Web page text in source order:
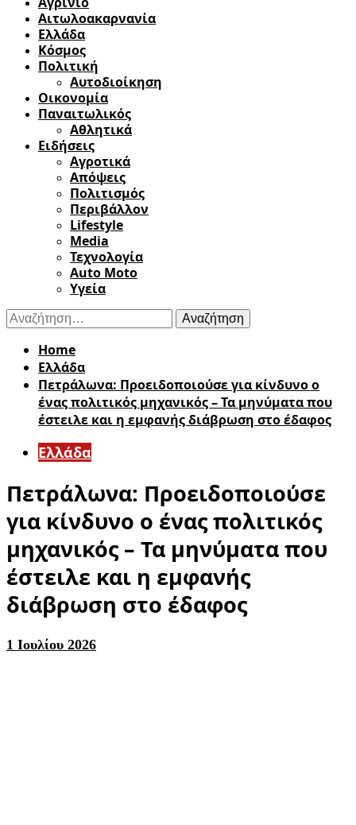
Αιτωλοακαρνανία
Ελλάδα
Κόσμος
Πολιτική
Αυτοδιοίκηση
Οικονομία
Παναιτωλικός
Αθλητικά
Ειδήσεις
Αγροτικά
Απόψεις
Πολιτισμός
Περιβάλλον
Lifestyle
Media
Τεχνολογία
Auto Moto
Υγεία
Αναζήτηση
για:
Home
Ελλάδα
Πετράλωνα: Προειδοποιούσε για κίνδυνο ο
ένας πολιτικός μηχανικός – Τα μηνύματα που
έστειλε και η εμφανής διάβρωση στο έδαφος
Ελλάδα
Πετράλωνα: Προειδοποιούσε
για κίνδυνο ο ένας πολιτικός
μηχανικός – Τα μηνύματα που
έστειλε και η εμφανής
διάβρωση στο έδαφος
1 Ιουλίου 2026